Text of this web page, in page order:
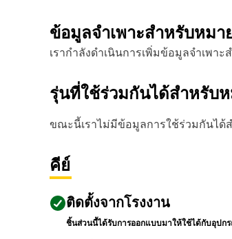
ข้อมูลจำเพาะสำหรับหมา
เรากำลังดำเนินการเพิ่มข้อมูลจำเพา
รุ่นที่ใช้ร่วมกันได้สำหรับ
ขณะนี้เราไม่มีข้อมูลการใช้ร่วมกันได้
คีย์
ติดตั้งจากโรงงาน
ชิ้นส่วนนี้ได้รับการออกแบบมาให้ใช้ได้กับอุปก